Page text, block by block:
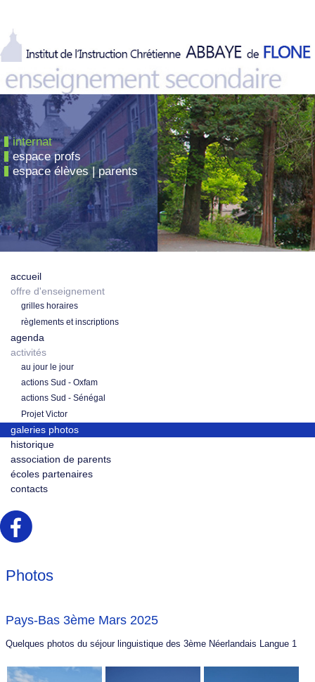
internat
espace profs
espace élèves | parents
accueil
offre d'enseignement
grilles horaires
règlements et inscriptions
agenda
activités
au jour le jour
actions Sud - Oxfam
actions Sud - Sénégal
Projet Victor
galeries photos
historique
association de parents
écoles partenaires
contacts
Photos
Pays-Bas 3ème Mars 2025
Quelques photos du séjour linguistique des 3ème Néerlandais Langue 1